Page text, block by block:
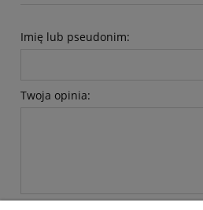
Imię lub pseudonim:
Twoja opinia: